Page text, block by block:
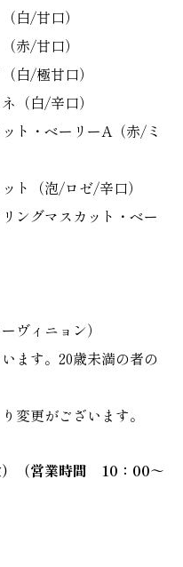
/甘口）
/甘口）
白/極甘口）
（白/辛口）
ト・ベーリーA（赤/ミ
ト（泡/ロゼ/辛口）
ングマスカット・ベー
ヴィニョン）
ます。20歳未満の者の
変更がございます。
（営業時間 10：00～